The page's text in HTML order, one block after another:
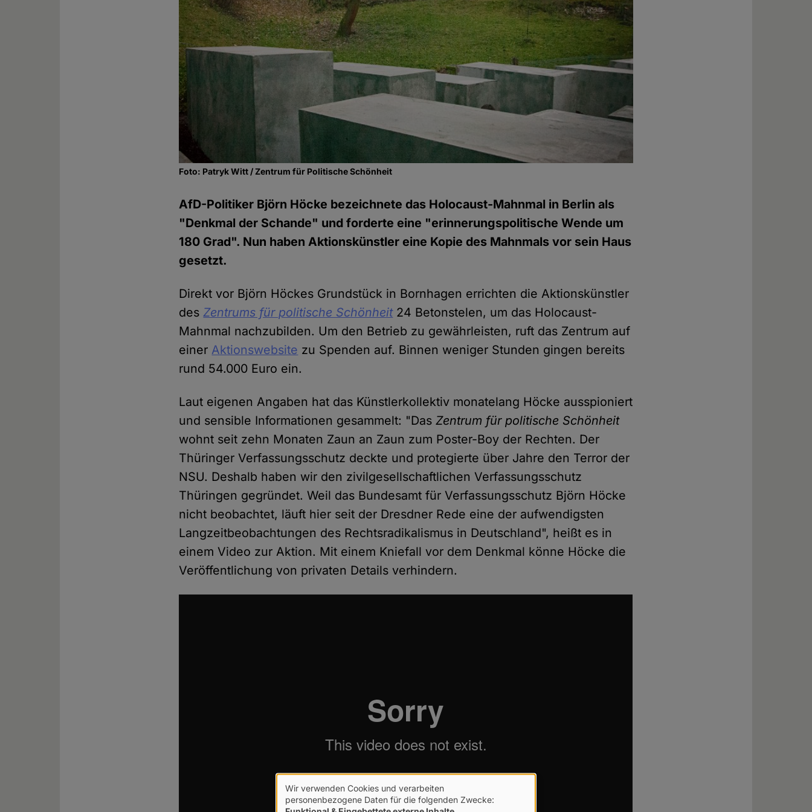
Foto: Patryk Witt / Zentrum für Politische Schönheit
AfD-Politiker Björn Höcke bezeichnete das Holocaust-Mahnmal in Berlin als
"Denkmal der Schande" und forderte eine "erinnerungspolitische Wende um
180 Grad". Nun haben Aktionskünstler eine Kopie des Mahnmals vor sein Haus
gesetzt.
Direkt vor Björn Höckes Grundstück in Bornhagen errichten die Aktionskünstler
desZentrums für politische Schönheit 24 Betonstelen, um das Holocaust-
Mahnmal nachzubilden. Um den Betrieb zu gewährleisten, ruft das Zentrum auf
einerAktionswebsite zu Spenden auf. Binnen weniger Stunden gingen bereits
rund 54.000 Euro ein.
Laut eigenen Angaben hat das Künstlerkollektiv monatelang Höcke ausspioniert
und sensible Informationen gesammelt: "DasZentrum für politische Schönheit
wohnt seit zehn Monaten Zaun an Zaun zum Poster-Boy der Rechten. Der
Thüringer Verfassungsschutz deckte und protegierte über Jahre den Terror der
NSU. Deshalb haben wir den zivilgesellschaftlichen Verfassungsschutz
Thüringen gegründet. Weil das Bundesamt für Verfassungsschutz Björn Höcke
nicht beobachtet, läuft hier seit der Dresdner Rede eine der aufwendigsten
Langzeitbeobachtungen des Rechtsradikalismus in Deutschland", heißt es in
einem Video zur Aktion. Mit einem Kniefall vor dem Denkmal könne Höcke die
Veröffentlichung von privaten Details verhindern.
Verwendung
Wir verwenden Cookies und verarbeiten
personenbezogene Daten für die folgenden Zwecke: